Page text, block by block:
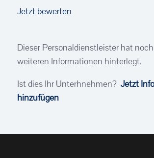
Jetzt bewerten
Dieser Personaldienstleister hat
weiteren Informationen hinterlegt.
Ist dies Ihr Unterhnehmen? Jetzt
hinzufügen